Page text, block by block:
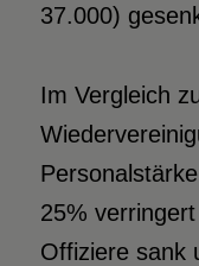
37.000)
Im Vergleich
25%
Offiziere sank